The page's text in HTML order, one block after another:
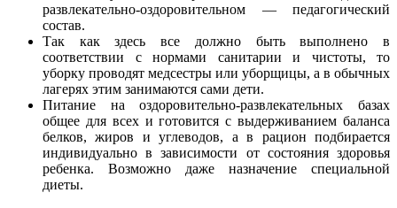
развлекательно-оздоровительном — педагогический
состав.
Так как здесь все должно быть выполнено в
соответствии с нормами санитарии и чистоты, то
уборку проводят медсестры или уборщицы, а в обычных
лагерях этим занимаются сами дети.
Питание на оздоровительно-развлекательных базах
общее для всех и готовится с выдерживанием баланса
белков, жиров и углеводов, а в рацион подбирается
индивидуально в зависимости от состояния здоровья
ребенка. Возможно даже назначение специальной
диеты.